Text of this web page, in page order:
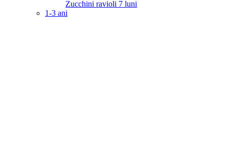
Zucchini ravioli 7 luni
1-3 ani